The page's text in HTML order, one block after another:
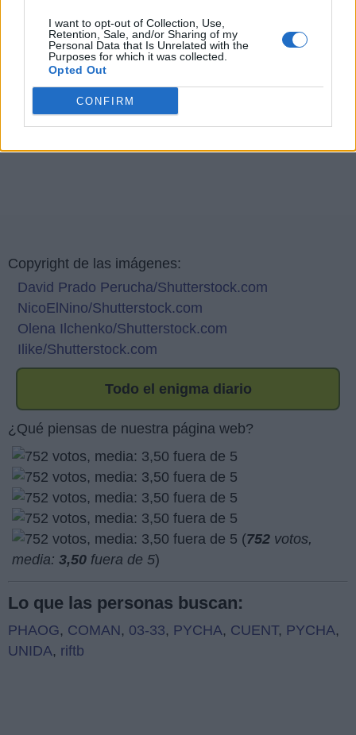
I want to opt-out of Collection, Use,
Retention, Sale, and/or Sharing of my
Personal Data that Is Unrelated with the
Purposes for which it was collected.
Opted Out
CONFIRM
Copyright de las imágenes:
David Prado Perucha/Shutterstock.com
NicoElNino/Shutterstock.com
Olena Ilchenko/Shutterstock.com
Ilike/Shutterstock.com
Todo el enigma diario
¿Qué piensas de nuestra página web?
(752 votos,
media: 3,50 fuera de 5)
Lo que las personas buscan:
PHAOG, COMAN, 03-33, PYCHA, CUENT, PYCHA,
UNIDA, riftb